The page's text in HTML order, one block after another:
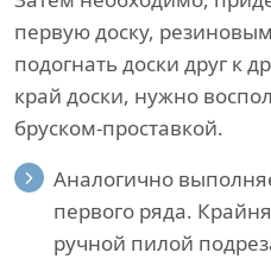
первую доску,
подогнать доски друг к
край доски, нужно
бруском-проставкой.
Аналогично
первого ряда.
ручной пилой